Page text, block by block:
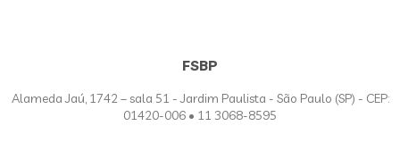
FSBP
Alameda Jaú, 1742 – sala 51 - Jardim Paulista - São Paulo (SP) - CEP:
01420-006 • 11 3068-8595